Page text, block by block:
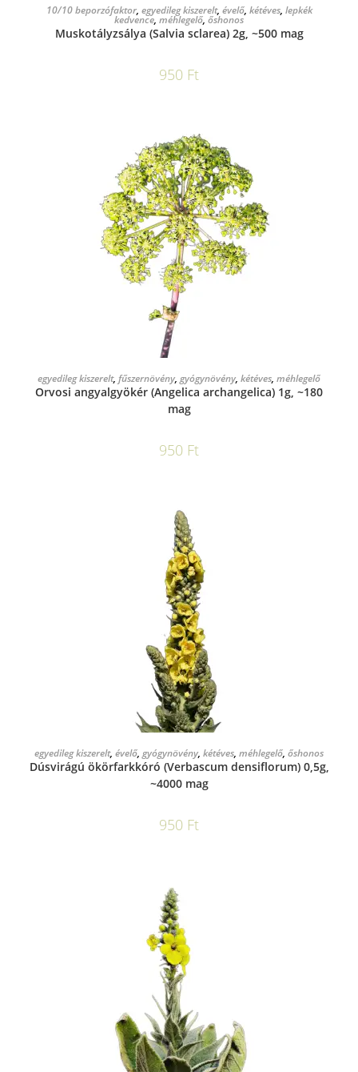
KOSÁRBA TESZEM
10/10 beporzófaktor, egyedileg kiszerelt, évelő, kétéves, lepkék
kedvence, méhlegelő, őshonos
Muskotályzsálya (Salvia sclarea) 2g, ~500 mag
950 Ft
KOSÁRBA TESZEM
egyedileg kiszerelt, fűszernövény, gyógynövény, kétéves, méhlegelő
Orvosi angyalgyökér (Angelica archangelica) 1g, ~180
mag
950 Ft
KOSÁRBA TESZEM
egyedileg kiszerelt, évelő, gyógynövény, kétéves, méhlegelő, őshonos
Dúsvirágú ökörfarkkóró (Verbascum densiflorum) 0,5g,
~4000 mag
950 Ft